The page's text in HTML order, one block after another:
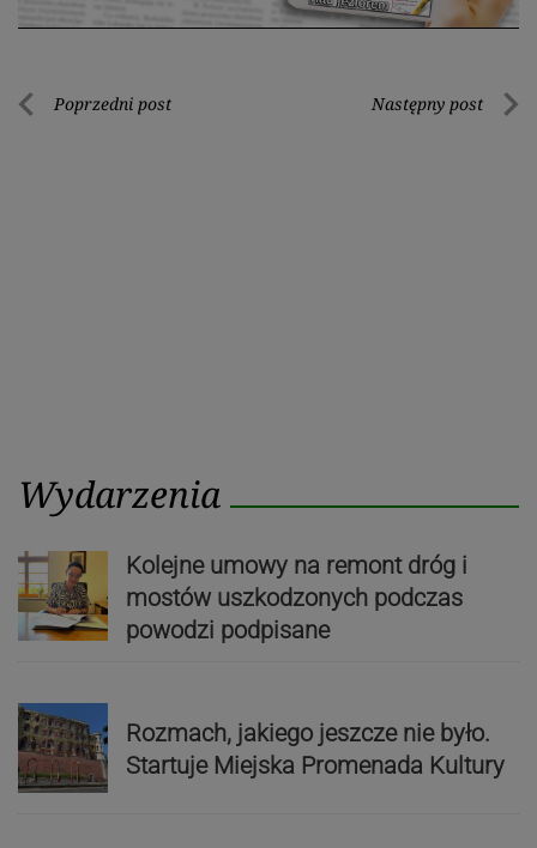
Nawigacja
Poprzedni post Następny post
Wydarzenia
Kolejne umowy na remont dróg i
mostów uszkodzonych podczas
powodzi podpisane
Rozmach, jakiego jeszcze nie było.
Startuje Miejska Promenada Kultury